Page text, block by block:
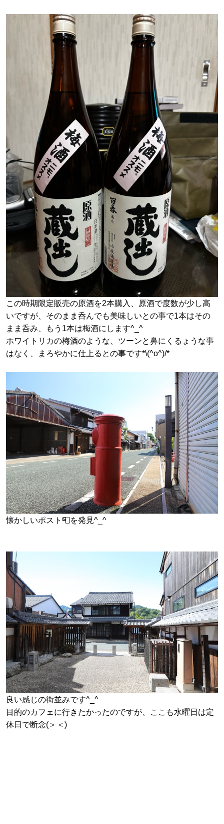
この時期限定販売の原酒を2本購入、原酒で度数が少し高
いですが、そのまま呑んでも美味しいとの事で1本はその
まま呑み、もう1本は梅酒にします^_^
ホワイトリカの梅酒のような、ツーンと鼻にくるょうな事
はなく、まろやかに仕上るとの事です*\(^o^)/*
懐かしいポスト📮を発見^_^
良い感じの街並みです^_^
目的のカフェに行きたかったのですが、ここも水曜日は定
休日で断念(＞＜)